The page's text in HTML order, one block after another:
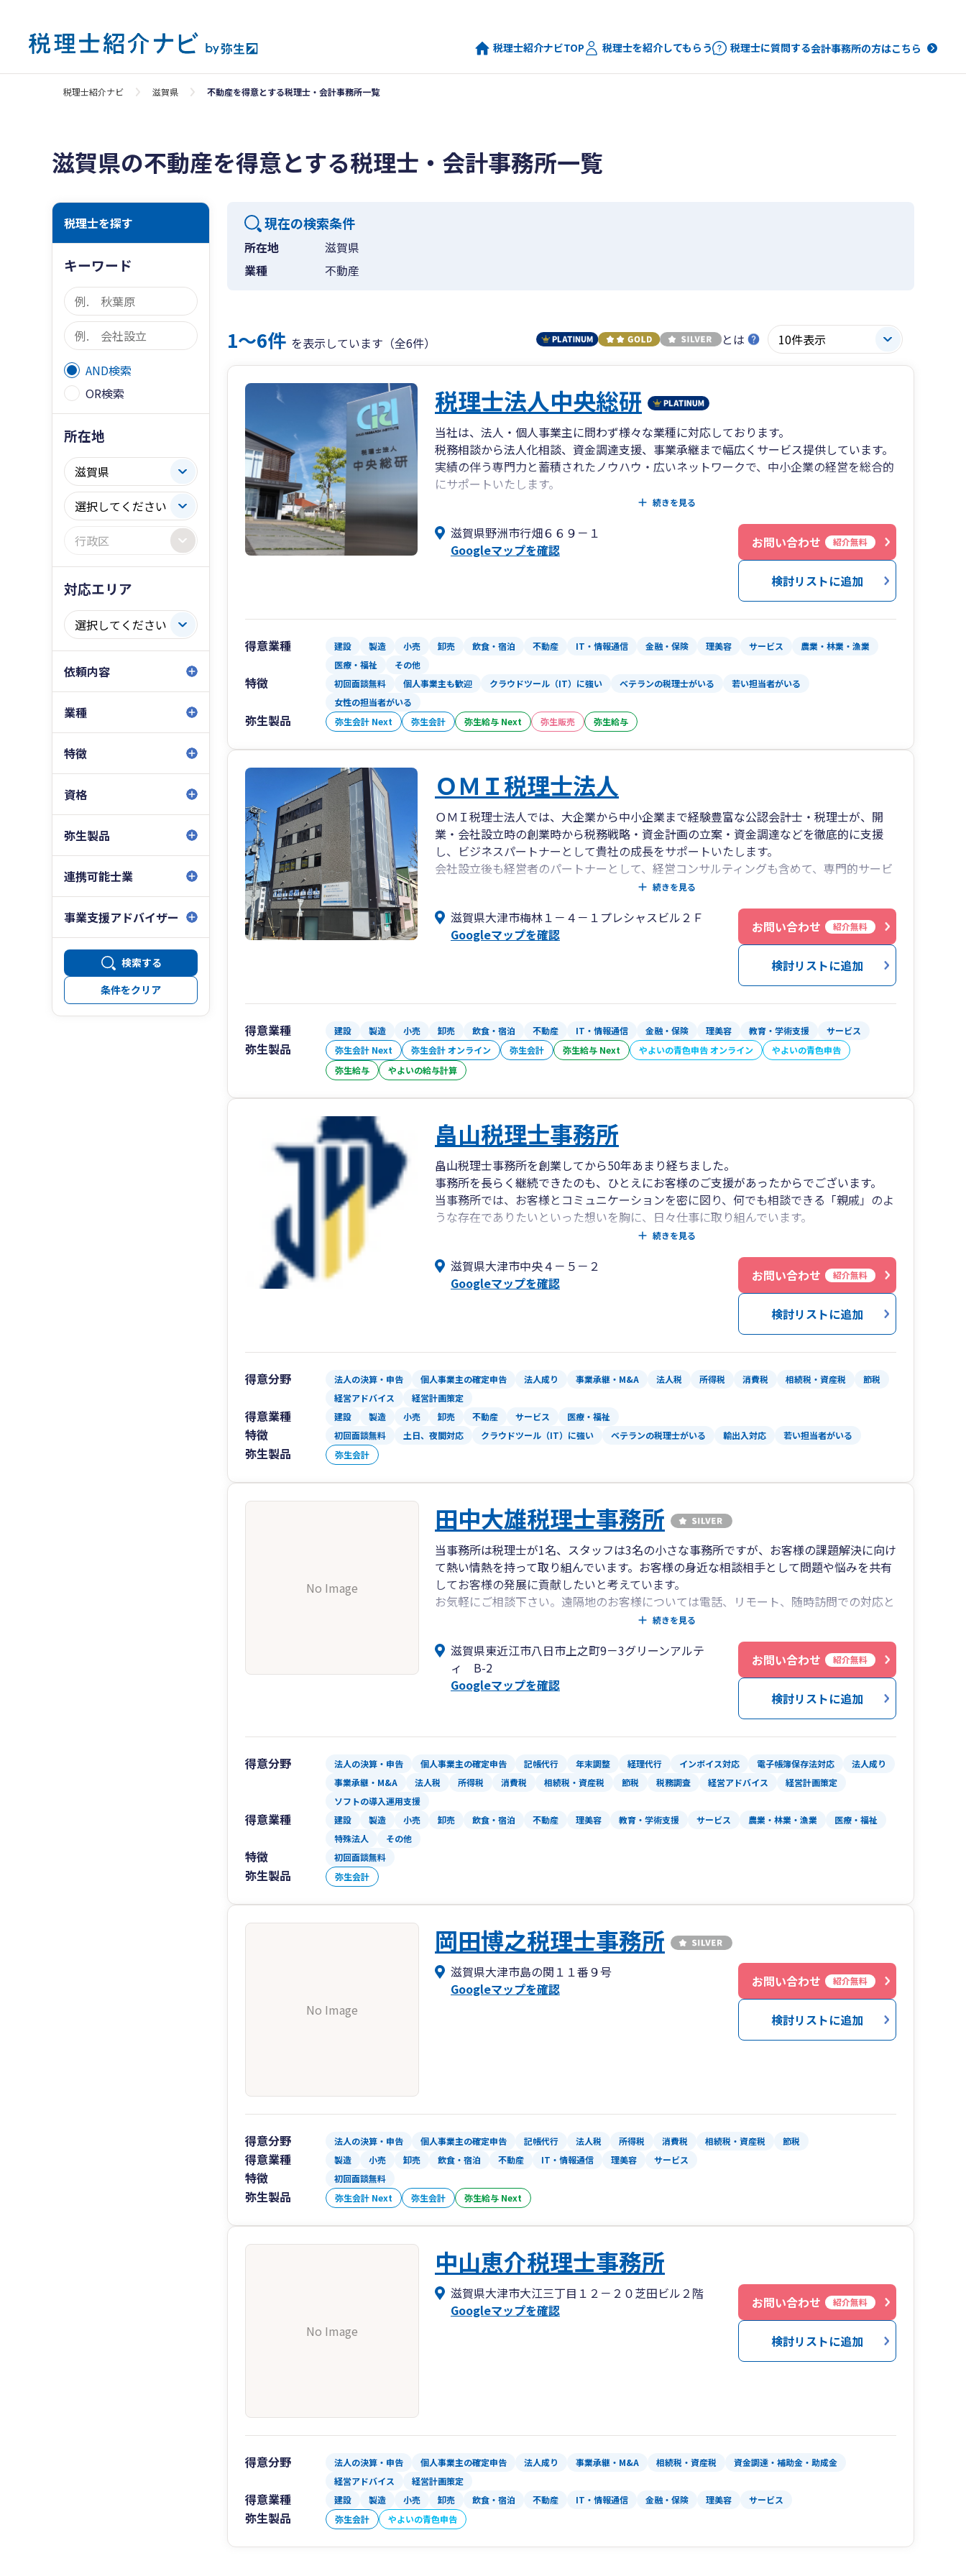
税理士紹介ナビTOP 税理士を紹介してもらう 税理士に質問する会計事務所の方はこちら
税理士紹介ナビ 滋賀県 不動産を得意とする税理士・会計事務所一覧
滋賀県の不動産を得意とする税理士・会計事務所一覧
税理士を探す
キーワード
AND検索
OR検索
所在地
対応エリア
依頼内容
業種
特徴
資格
弥生製品
連携可能士業
事業支援アドバイザー
検索する
条件をクリア
現在の検索条件
所在地
滋賀県
業種
不動産
1〜6件 を表示しています（全6件） とは
税理士法人中央総研
当社は、法人・個人事業主に問わず様々な業種に対応しております。
税務相談から法人化相談、資金調達支援、事業承継まで幅広くサービス提供しています。
実績の伴う専門力と蓄積されたノウハウ・広いネットワークで、中小企業の経営を総合的
にサポートいたします。
アクセスはJR野洲駅徒歩6分、駐車場も完備です。
続きを見る
滋賀県野洲市行畑６６９－１
Googleマップを確認
お問い合わせ 紹介無料
検討リストに追加
得意業種 建設 製造 小売 卸売 飲食・宿泊 不動産 IT・情報通信 金融・保険 理美容 サービス
農業・林業・漁業
医療・福祉
その他
特徴 初回面談無料 個人事業主も歓迎 クラウドツール（IT）に強い ベテランの税理士がいる
若い担当者がいる
女性の担当者がいる
弥生製品 弥生会計 Next 弥生会計 弥生給与 Next 弥生販売 弥生給与
ＯＭＩ税理士法人
ＯＭＩ税理士法人では、大企業から中小企業まで経験豊富な公認会計士・税理士が、開
業・会社設立時の創業時から税務戦略・資金計画の立案・資金調達などを徹底的に支援
し、ビジネスパートナーとして貴社の成長をサポートいたします。
会社設立後も経営者のパートナーとして、経営コンサルティングも含めて、専門的サービ
2010年の開業以来、多種多様な業種のお客様とお付き合いさせていただいております。
当事務所の顧問先には、革財布業界で快進撃を続けている会社や積極的M&Aにより事業規
模を拡大している建設会社のような成長志向の経営者から、 地域密着で堅実な経営を続
ける企業、自らの専門分野や得意分野に打ち込みながら事業を営まれている個人事業主ま
業種や規模、経営者の考え方によって直面する課題や選択肢は異なります。多様なお客様
と共に歩んできた経験・ノウハウこそが当事務所の強みであり、お客様に提供できる価値
であります。
アクセスはJR大津駅徒歩２分です。
続きを見る
滋賀県大津市梅林１－４－１プレシャスビル２Ｆ
Googleマップを確認
お問い合わせ 紹介無料
検討リストに追加
得意業種 建設 製造 小売 卸売 飲食・宿泊 不動産 IT・情報通信 金融・保険 理美容 教育・学術支援 サービス
弥生製品 弥生会計 Next 弥生会計 オンライン 弥生会計 弥生給与 Next やよいの青色申告 オンライン
やよいの青色申告
弥生給与
やよいの給与計算
畠山税理士事務所
畠山税理士事務所を創業してから50年あまり経ちました。
事務所を長らく継続できたのも、ひとえにお客様のご支援があったからでございます。
当事務所では、お客様とコミュニケーションを密に図り、何でも相談できる「親戚」のよ
うな存在でありたいといった想いを胸に、日々仕事に取り組んでいます。
引き続き「よき相談相手」に選んでいただいて、祖父の代から始まった畠山税理士事務所
続きを見る
滋賀県大津市中央４－５－２
Googleマップを確認
お問い合わせ 紹介無料
検討リストに追加
得意分野 法人の決算・申告 個人事業主の確定申告 法人成り 事業承継・M&A 法人税 所得税 消費税 相続税・資産税
節税
経営アドバイス
経営計画策定
得意業種 建設 製造 小売 卸売 不動産 サービス 医療・福祉
特徴 初回面談無料 土日、夜間対応 クラウドツール（IT）に強い ベテランの税理士がいる 輸出入対応 若い担当者がいる
弥生製品 弥生会計
No Image
田中大雄税理士事務所
当事務所は税理士が1名、スタッフは3名の小さな事務所ですが、お客様の課題解決に向け
て熱い情熱を持って取り組んでいます。お客様の身近な相談相手として問題や悩みを共有
してお客様の発展に貢献したいと考えています。
お気軽にご相談下さい。遠隔地のお客様については電話、リモート、随時訪問での対応と
なりますが親身にご対応させて頂きます。 続きを見る
滋賀県東近江市八日市上之町9－3グリーンアルテ
ィ B-2
Googleマップを確認
お問い合わせ 紹介無料
検討リストに追加
得意分野 法人の決算・申告 個人事業主の確定申告 記帳代行 年末調整 経理代行 インボイス対応 電子帳簿保存法対応
法人成り
事業承継・M&A
法人税 所得税 消費税 相続税・資産税 節税 税務調査 経営アドバイス
経営計画策定
ソフトの導入運用支援
得意業種 建設 製造 小売 卸売 飲食・宿泊 不動産 理美容 教育・学術支援 サービス 農業・林業・漁業
医療・福祉
特殊法人
その他
特徴 初回面談無料
弥生製品 弥生会計
No Image
岡田博之税理士事務所
滋賀県大津市島の関１１番９号
Googleマップを確認
お問い合わせ 紹介無料
検討リストに追加
得意分野 法人の決算・申告 個人事業主の確定申告 記帳代行 法人税 所得税 消費税 相続税・資産税 節税
得意業種 製造 小売 卸売 飲食・宿泊 不動産 IT・情報通信 理美容 サービス
特徴 初回面談無料
弥生製品 弥生会計 Next 弥生会計 弥生給与 Next
No Image
中山恵介税理士事務所
滋賀県大津市大江三丁目１２－２０芝田ビル２階
Googleマップを確認
お問い合わせ 紹介無料
検討リストに追加
得意分野 法人の決算・申告 個人事業主の確定申告 法人成り 事業承継・M&A 相続税・資産税
資金調達・補助金・助成金
経営アドバイス
経営計画策定
得意業種 建設 製造 小売 卸売 飲食・宿泊 不動産 IT・情報通信 金融・保険 理美容 サービス
弥生製品 弥生会計 やよいの青色申告